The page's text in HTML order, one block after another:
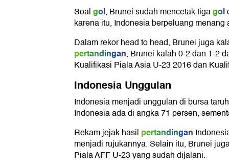
Soalgol, Brunei sudah mencetak tigagol
karena itu, Indonesia berpeluang menang
Dalam rekor head to head, Brunei juga
pertandingan, Brunei kalah 0-2 dan 1-2
Kualifikasi Piala Asia U-23 2016 dan
Indonesia Unggulan
Indonesia menjadi unggulan di bursa
Indonesia ada di angka 71 persen,
Rekam jejak hasil pertandingan
menjadi rujukannya. Selain itu, Brunei
Piala AFF U-23 yang sudah dijalani.